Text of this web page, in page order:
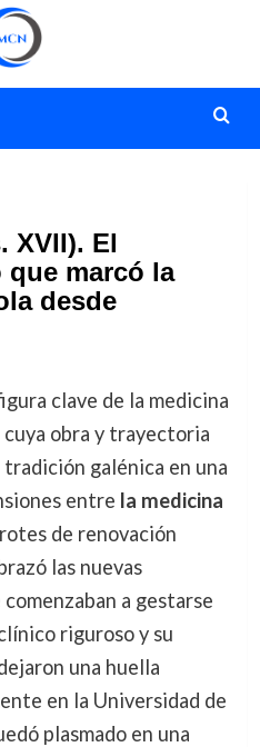
XVII). El
marcó la
desde
clave de la medicina
obra y trayectoria
galénica en una
entre la medicina
de renovación
las nuevas
a gestarse
riguroso y su
una huella
en la Universidad de
plasmado en una